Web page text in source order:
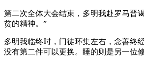
第二次全体大会结束，多明我赴罗马晋
贫的精神。”
多明我临终时，门徒环集左右，念善终
没有第二件可以更换。睡的则是另一位